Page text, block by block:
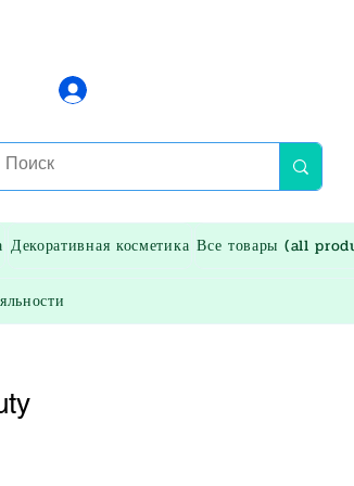
Декоративная косметика Все товары (all